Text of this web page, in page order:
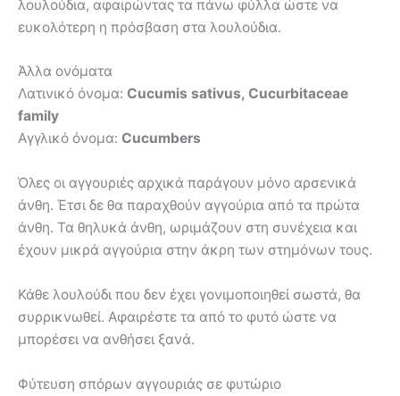
λουλούδια, αφαιρώντας τα πάνω φύλλα ώστε να
ευκολότερη η πρόσβαση στα λουλούδια.
Άλλα ονόματα
Λατινικό όνομα: Cucumis sativus, Cucurbitaceae
family
Αγγλικό όνομα: Cucumbers
Όλες οι αγγουριές αρχικά παράγουν μόνο αρσενικά
άνθη. Έτσι δε θα παραχθούν αγγούρια από τα πρώτα
άνθη. Τα θηλυκά άνθη, ωριμάζουν στη συνέχεια και
έχουν μικρά αγγούρια στην άκρη των στημόνων τους.
Κάθε λουλούδι που δεν έχει γονιμοποιηθεί σωστά, θα
συρρικνωθεί. Αφαιρέστε τα από το φυτό ώστε να
μπορέσει να ανθήσει ξανά.
Φύτευση σπόρων αγγουριάς σε φυτώριο